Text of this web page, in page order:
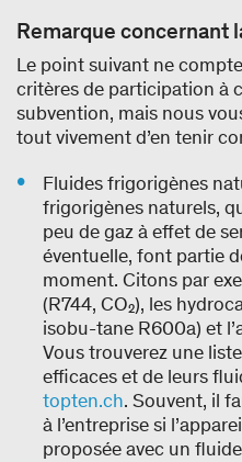
Remarque concernant
Le point suivant ne
critères de participation à
subvention, mais nous
tout vivement d’en tenir
Fluides frigorigènes
frigorigènes naturels,
peu de gaz à effet de
éventuelle, font partie
moment. Citons par
(R744, CO₂), les
isobu-tane R600a) et
Vous trouverez une
efficaces et de leurs
topten.ch. Souvent, il
à l’entreprise si
proposée avec un